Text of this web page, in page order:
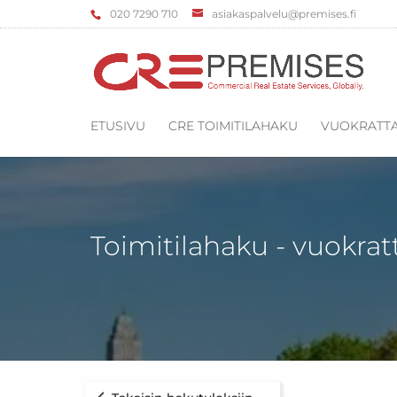
‌020 7290 710 asiakaspalvelu@premises.fi
ETUSIVU CRE TOIMITILAHAKU
Toimitilahaku -